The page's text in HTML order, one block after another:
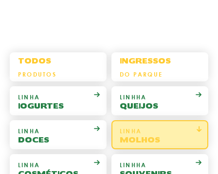
TODOS
PRODUTOS
INGRESSOS
DO PARQUE
LINHA
IOGURTES
LINHHA
QUEIJOS
LINHA
DOCES
LINHA
MOLHOS
LINHA LINHHA